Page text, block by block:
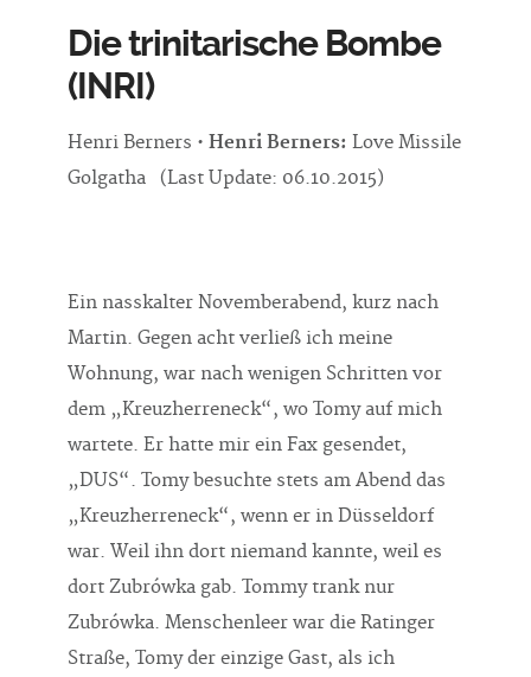
Die trinitarische Bombe
(INRI)
Henri Berners •Henri Berners: Love Missile
Golgatha (Last Update: 06.10.2015)
Ein nasskalter Novemberabend, kurz nach
Martin. Gegen acht verließ ich meine
Wohnung, war nach wenigen Schritten vor
dem „Kreuzherreneck“, wo Tomy auf mich
wartete. Er hatte mir ein Fax gesendet,
„DUS“. Tomy besuchte stets am Abend das
„Kreuzherreneck“, wenn er in Düsseldorf
war. Weil ihn dort niemand kannte, weil es
dort Zubrówka gab. Tommy trank nur
Zubrówka. Menschenleer war die Ratinger
Straße, Tomy der einzige Gast, als ich